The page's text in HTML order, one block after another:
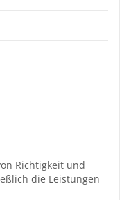
Richtigkeit und
die Leistungen